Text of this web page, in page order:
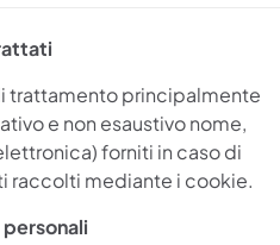
trattamento principalmente
e non esaustivo nome,
forniti in caso di
raccolti mediante i cookie.